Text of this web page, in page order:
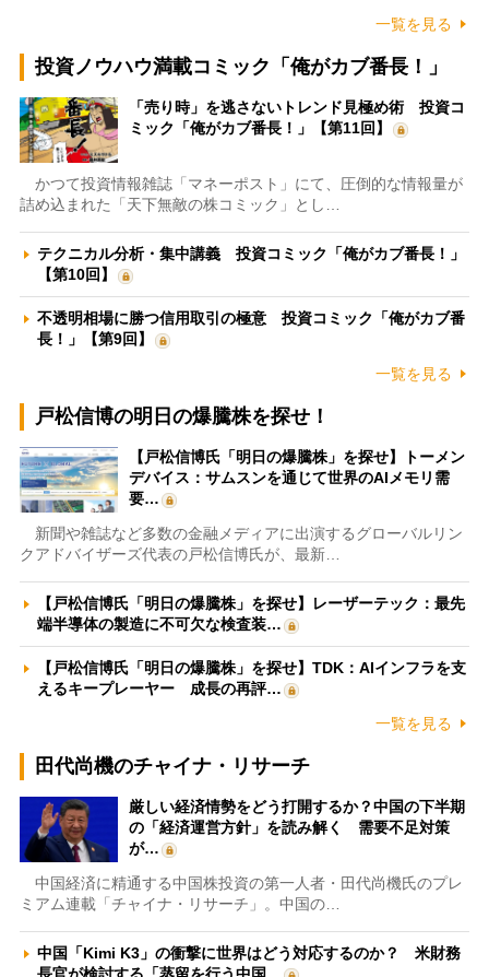
一覧を見る
投資ノウハウ満載コミック「俺がカブ番長！」
「売り時」を逃さないトレンド見極め術 投資コ
ミック「俺がカブ番長！」【第11回】
かつて投資情報雑誌「マネーポスト」にて、圧倒的な情報量が
詰め込まれた「天下無敵の株コミック」とし…
テクニカル分析・集中講義 投資コミック「俺がカブ番長！」
【第10回】
不透明相場に勝つ信用取引の極意 投資コミック「俺がカブ番
長！」【第9回】
一覧を見る
戸松信博の明日の爆騰株を探せ！
【戸松信博氏「明日の爆騰株」を探せ】トーメン
デバイス：サムスンを通じて世界のAIメモリ需
要…
新聞や雑誌など多数の金融メディアに出演するグローバルリン
クアドバイザーズ代表の戸松信博氏が、最新…
【戸松信博氏「明日の爆騰株」を探せ】レーザーテック：最先
端半導体の製造に不可欠な検査装…
【戸松信博氏「明日の爆騰株」を探せ】TDK：AIインフラを支
えるキープレーヤー 成長の再評…
一覧を見る
田代尚機のチャイナ・リサーチ
厳しい経済情勢をどう打開するか？中国の下半期
の「経済運営方針」を読み解く 需要不足対策
が…
中国経済に精通する中国株投資の第一人者・田代尚機氏のプレ
ミアム連載「チャイナ・リサーチ」。中国の…
中国「Kimi K3」の衝撃に世界はどう対応するのか？ 米財務